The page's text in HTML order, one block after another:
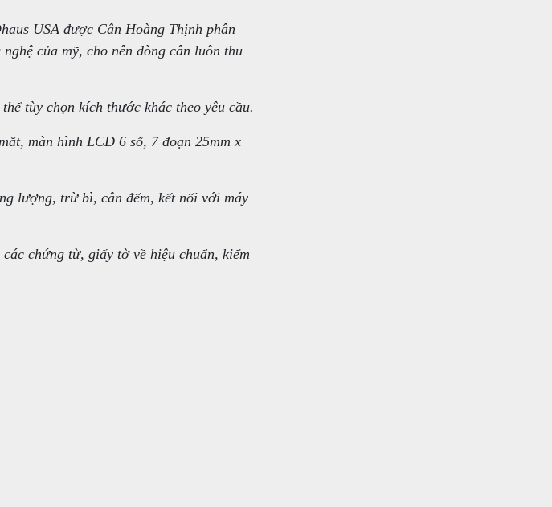
USA được Cân Hoàng Thịnh phân
của mỹ, cho nên dòng cân luôn thu
tùy chọn kích thước khác theo yêu cầu.
màn hình LCD 6 số, 7 đoạn 25mm x
lượng, trừ bì, cân đếm, kết nối với máy
chứng từ, giấy tờ về hiệu chuẩn, kiểm